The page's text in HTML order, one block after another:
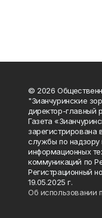
© 2026
"Зианчуринские
директор-главный
Газета
зарегистрирована
службы по надзору
информационных
коммуникаций по
Регистрационный
19.05.2025 г.
Об использовании